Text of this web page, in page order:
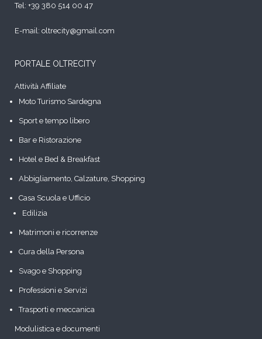
Tel: +39 380 514 00 47
E-mail: oltrecity@gmail.com
PORTALE OLTRECITY
Attività Affiliate
Moto Turismo Sardegna
Sport e tempo libero
Bar e Ristorazione
Hotel e Bed & Breakfast
Abbigliamento, Calzature, Shopping
Casa Scuola e Ufficio
Edilizia
Matrimoni e ricorrenze
Cura della Persona
Svago e Shopping
Professioni e Servizi
Trasporti e meccanica
Modulistica e documenti